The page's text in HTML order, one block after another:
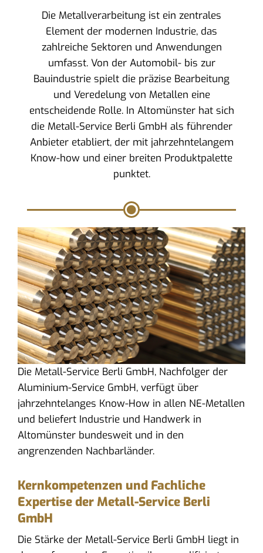
Die Metallverarbeitung ist ein zentrales
Element der modernen Industrie, das
zahlreiche Sektoren und Anwendungen
umfasst. Von der Automobil- bis zur
Bauindustrie spielt die präzise Bearbeitung
und Veredelung von Metallen eine
entscheidende Rolle. In Altomünster hat sich
die Metall-Service Berli GmbH als führender
Anbieter etabliert, der mit jahrzehntelangem
Know-how und einer breiten Produktpalette
punktet.
Die Metall-Service Berli GmbH, Nachfolger der
Aluminium-Service GmbH, verfügt über
jahrzehntelanges Know-How in allen NE-Metallen
und beliefert Industrie und Handwerk in
Altomünster bundesweit und in den
angrenzenden Nachbarländer.
Kernkompetenzen und Fachliche
Expertise der Metall-Service Berli
GmbH
Die Stärke der Metall-Service Berli GmbH liegt in